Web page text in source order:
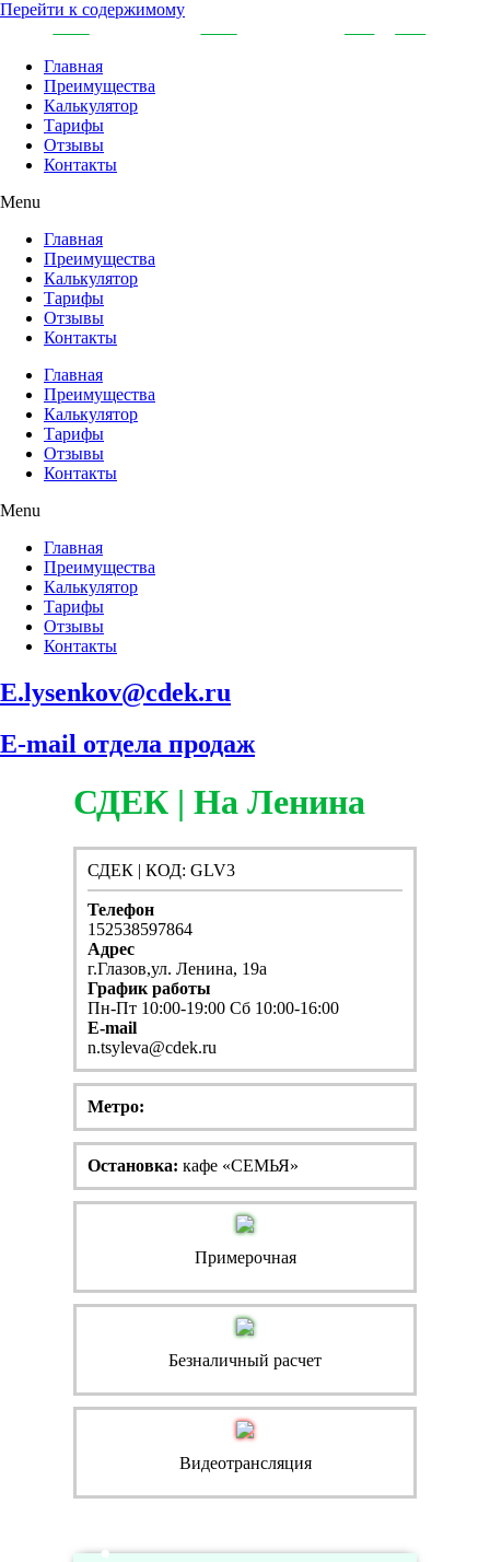
Перейти к содержимому
Главная
Преимущества
Калькулятор
Тарифы
Отзывы
Контакты
Menu
Главная
Преимущества
Калькулятор
Тарифы
Отзывы
Контакты
Главная
Преимущества
Калькулятор
Тарифы
Отзывы
Контакты
Menu
Главная
Преимущества
Калькулятор
Тарифы
Отзывы
Контакты
E.lysenkov@cdek.ru
E-mail отдела продаж
СДЕК | На Ленина
СДЕК | КОД: GLV3
Телефон
152538597864
Адрес
г.Глазов,ул. Ленина, 19а
График работы
Пн-Пт 10:00-19:00 Сб 10:00-16:00
E-mail
n.tsyleva@cdek.ru
Метро:
Остановка: кафе «СЕМЬЯ»
Примерочная
Безналичный расчет
Видеотрансляция